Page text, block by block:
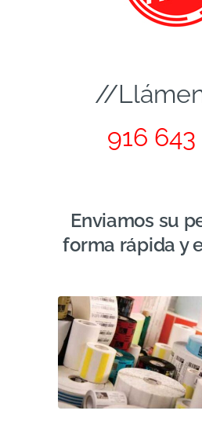
//
916 643
Enviamos su
forma rápida y